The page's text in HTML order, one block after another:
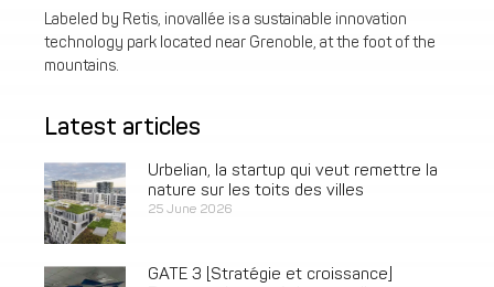
Labeled by Retis, inovallée is a sustainable innovation
technology park located near Grenoble, at the foot of the
mountains.
Latest articles
Urbelian, la startup qui veut remettre la
nature sur les toits des villes
25 June 2026
GATE 3 [Stratégie et croissance]